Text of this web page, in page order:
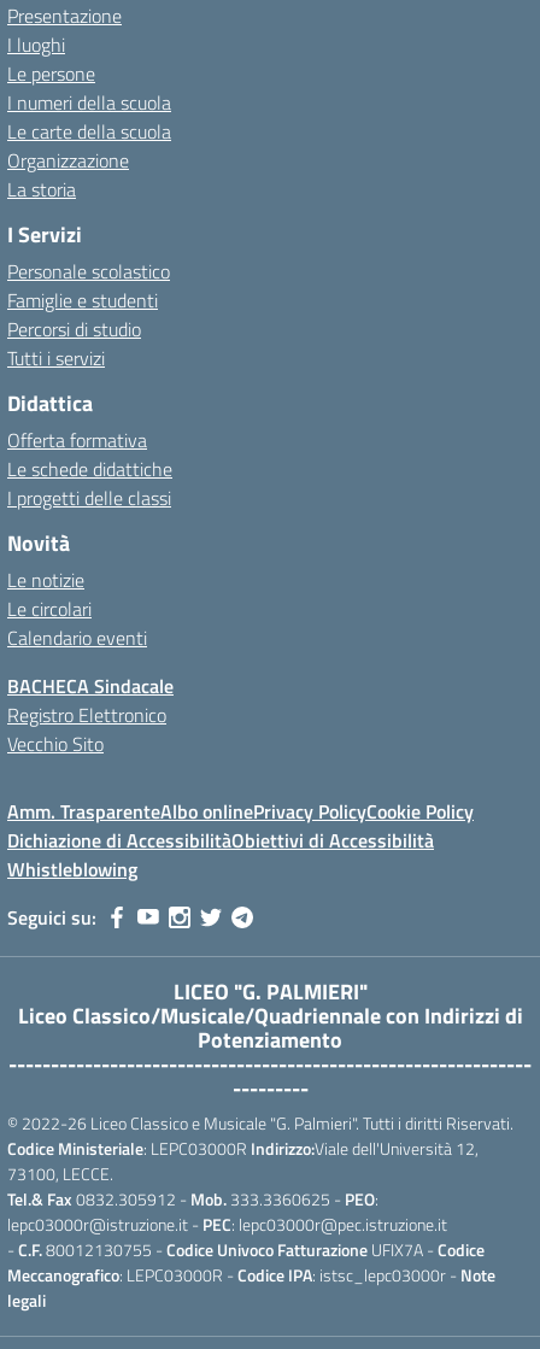
Presentazione
I luoghi
Le persone
I numeri della scuola
Le carte della scuola
Organizzazione
La storia
I Servizi
Personale scolastico
Famiglie e studenti
Percorsi di studio
Tutti i servizi
Didattica
Offerta formativa
Le schede didattiche
I progetti delle classi
Novità
Le notizie
Le circolari
Calendario eventi
BACHECA Sindacale
Registro Elettronico
Vecchio Sito
Amm. TrasparenteAlbo onlinePrivacy PolicyCookie Policy
Dichiazione di AccessibilitàObiettivi di Accessibilità
Whistleblowing
Seguici su:
LICEO "G. PALMIERI"
Liceo Classico/Musicale/Quadriennale con Indirizzi di
Potenziamento
--------------------------------------------------------------
---------
© 2022-26 Liceo Classico e Musicale "G. Palmieri". Tutti i diritti Riservati.
Codice Ministeriale: LEPC03000R Indirizzo:Viale dell'Università 12,
73100, LECCE.
Tel.& Fax0832.305912 - Mob.333.3360625 - PEO:
lepc03000r@istruzione.it - PEC: lepc03000r@pec.istruzione.it
-C.F.80012130755 -Codice Univoco FatturazioneUFIX7A -Codice
Meccanografico: LEPC03000R -Codice IPA: istsc_lepc03000r - Note
legali